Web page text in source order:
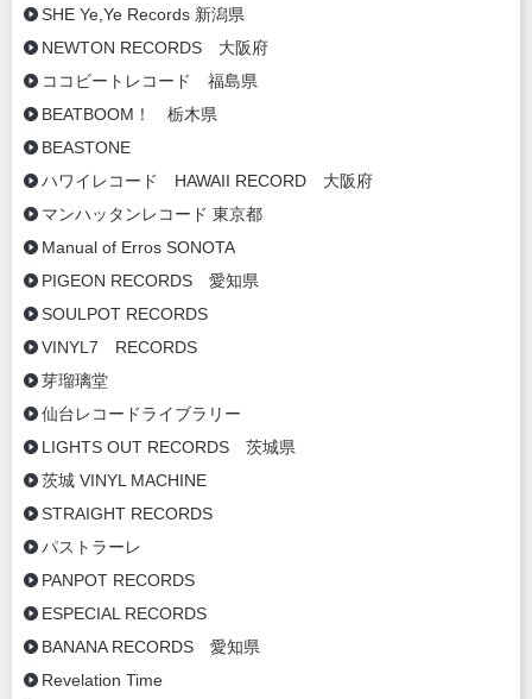
SHE Ye,Ye Records 新潟県
NEWTON RECORDS 大阪府
ココビートレコード 福島県
BEATBOOM！ 栃木県
BEASTONE
ハワイレコード HAWAII RECORD 大阪府
マンハッタンレコード 東京都
Manual of Erros SONOTA
PIGEON RECORDS 愛知県
SOULPOT RECORDS
VINYL7 RECORDS
芽瑠璃堂
仙台レコードライブラリー
LIGHTS OUT RECORDS 茨城県
茨城 VINYL MACHINE
STRAIGHT RECORDS
パストラーレ
PANPOT RECORDS
ESPECIAL RECORDS
BANANA RECORDS 愛知県
Revelation Time